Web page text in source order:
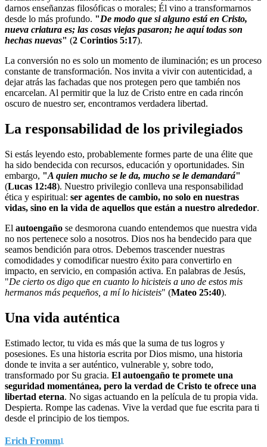
darnos enseñanzas filosóficas o morales; Él vino a transformarnos
desde lo más profundo. "De modo que si alguno está en Cristo,
nueva criatura es; las cosas viejas pasaron; he aquí todas son
hechas nuevas" (2 Corintios 5:17).
La conversión no es solo un momento de iluminación; es un proceso
constante de transformación. Nos invita a vivir con autenticidad, a
dejar atrás las fachadas que nos protegen pero que también nos
encarcelan. Al permitir que la luz de Cristo entre en cada rincón
oscuro de nuestro ser, encontramos verdadera libertad.
La responsabilidad de los privilegiados
Si estás leyendo esto, probablemente formes parte de una élite que
ha sido bendecida con recursos, educación y oportunidades. Sin
embargo, "A quien mucho se le da, mucho se le demandará"
(Lucas 12:48). Nuestro privilegio conlleva una responsabilidad
ética y espiritual: ser agentes de cambio, no solo en nuestras
vidas, sino en la vida de aquellos que están a nuestro alrededor.
El autoengaño se desmorona cuando entendemos que nuestra vida
no nos pertenece solo a nosotros. Dios nos ha bendecido para que
seamos bendición para otros. Debemos trascender nuestras
comodidades y comodificar nuestro éxito para convertirlo en
impacto, en servicio, en compasión activa. En palabras de Jesús,
"De cierto os digo que en cuanto lo hicisteis a uno de estos mis
hermanos más pequeños, a mí lo hicisteis" (Mateo 25:40).
Una vida auténtica
Estimado lector, tu vida es más que la suma de tus logros y
posesiones. Es una historia escrita por Dios mismo, una historia
donde te invita a ser auténtico, vulnerable y, sobre todo,
transformado por Su gracia. El autoengaño te promete una
seguridad momentánea, pero la verdad de Cristo te ofrece una
libertad eterna. No sigas actuando en la película de tu propia vida.
Despierta. Rompe las cadenas. Vive la verdad que fue escrita para ti
desde el principio de los tiempos.
Erich Fromm1